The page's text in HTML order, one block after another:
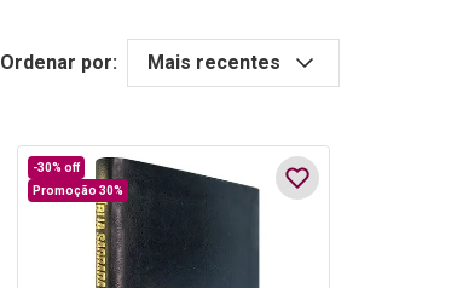
Ordenar por: Mais recentes
-30% off
Promoção 30%